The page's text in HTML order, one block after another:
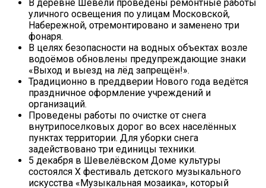
В деревне Шевели проведены ремонтные работы
уличного освещения по улицам Московской,
Набережной, отремонтировано и заменено три
фонаря.
В целях безопасности на водных объектах возле
водоёмов обновлены предупреждающие знаки
«Выход и выезд на лёд запрещён!».
Традиционно в преддверии Нового года ведётся
праздничное оформление учреждений и
организаций.
Проведены работы по очистке от снега
внутрипоселковых дорог во всех населённых
пунктах территории. Для уборки снега
задействовано три единицы техники.
5 декабря в Шевелёвском Доме культуры
состоялся Х фестиваль детского музыкального
искусства «Музыкальная мозаика», который